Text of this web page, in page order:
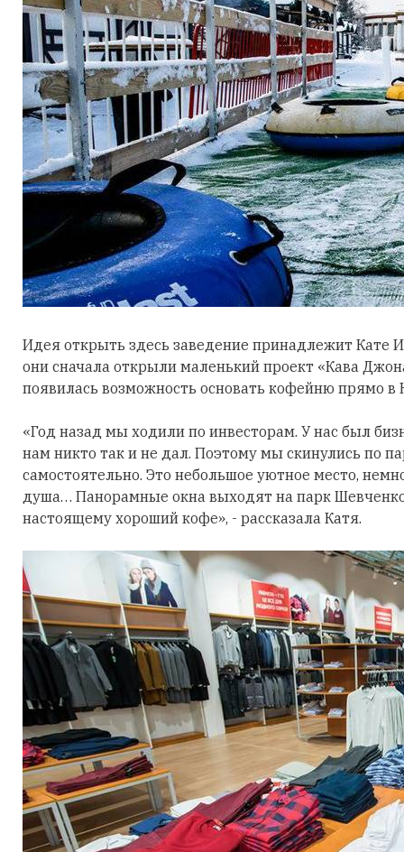
Идея открыть здесь заведение принадлежит Кате
они сначала открыли маленький проект «Кава
появилась возможность основать кофейню прямо в
«Год назад мы ходили по инвесторам. У нас был
нам никто так и не дал. Поэтому мы скинулись по
самостоятельно. Это небольшое уютное место,
душа… Панорамные окна выходят на парк
настоящему хороший кофе», - рассказала Катя.